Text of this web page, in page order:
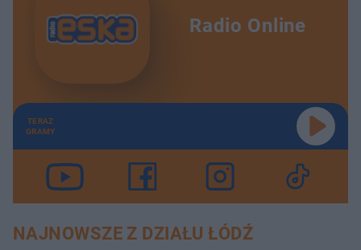
Radio Online
TERAZ
GRAMY
NAJNOWSZE Z DZIAŁU ŁÓDŹ